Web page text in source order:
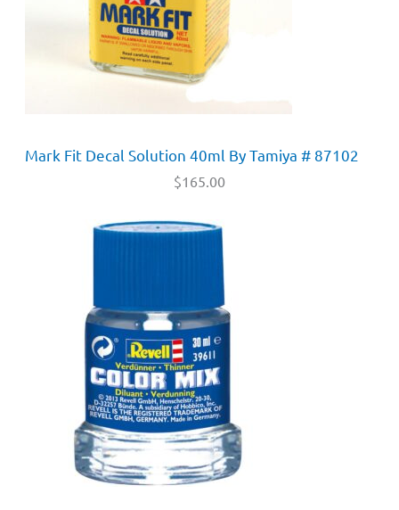
Mark Fit Decal Solution 40ml By Tamiya # 87102
$165.00